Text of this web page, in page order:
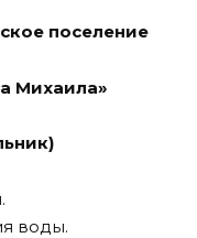
поселение
Михаила»
воды.